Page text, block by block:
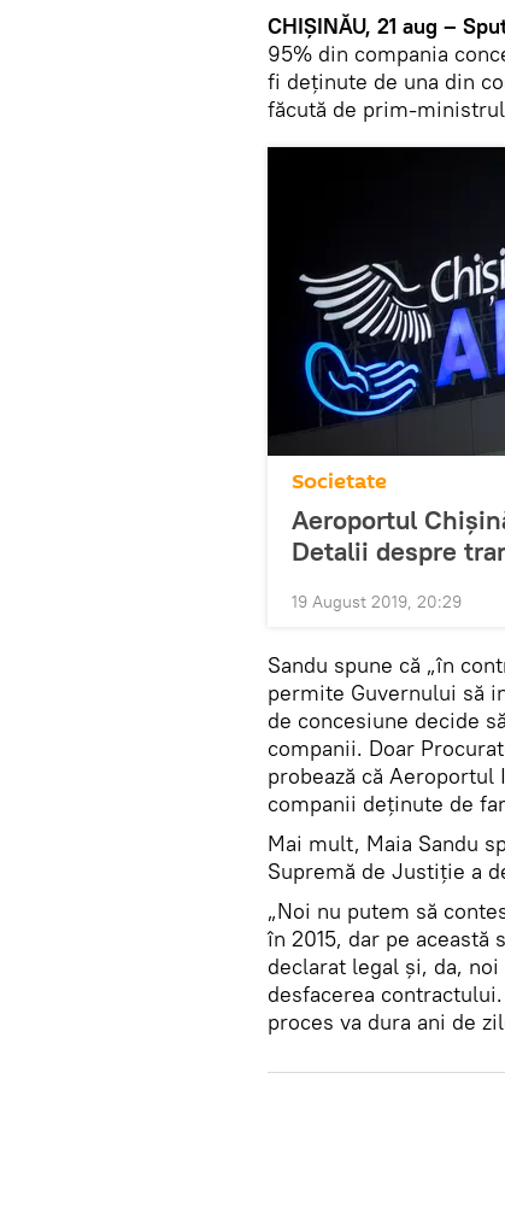
CHIȘINĂU, 21 aug –
95% din compania
fi deținute de una din
făcută de prim-
Societate
Aeroportul
Detalii despre
19 August 2019, 20:29
Sandu spune că „în
permite Guvernului să
de concesiune decide
companii. Doar
probează că
companii deținute de
Mai mult, Maia Sandu
Supremă de Justiție a
„Noi nu putem să
în 2015, dar pe
declarat legal și, da,
desfacerea
proces va dura ani de